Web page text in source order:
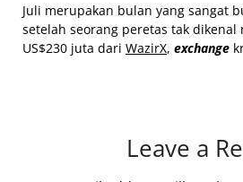
Juli merupakan bulan yang sangat
setelah seorang peretas tak
US$230 juta dari WazirX, exchange
Leave a